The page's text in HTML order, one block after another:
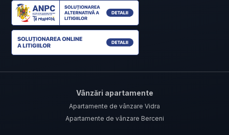
Vânzări apartamente
Apartamente de vânzare Vidra
Apartamente de vânzare Berceni